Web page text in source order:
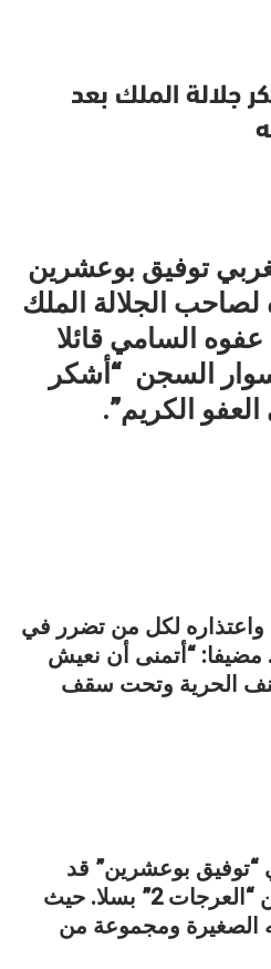
جلالة الملك بعد
توفيق بوعشرين
الجلالة الملك
السامي قائلا
السجن “أشكر
الكريم”.
لكل من تضرر في
مضيفا: “أتمنى أن نعيش
الحرية وتحت سقف
“توفيق بوعشرين” قد
غادر، أمس. أسوار سجن “العرجات 2” بسلا. حيث
الصغيرة ومجموعة من